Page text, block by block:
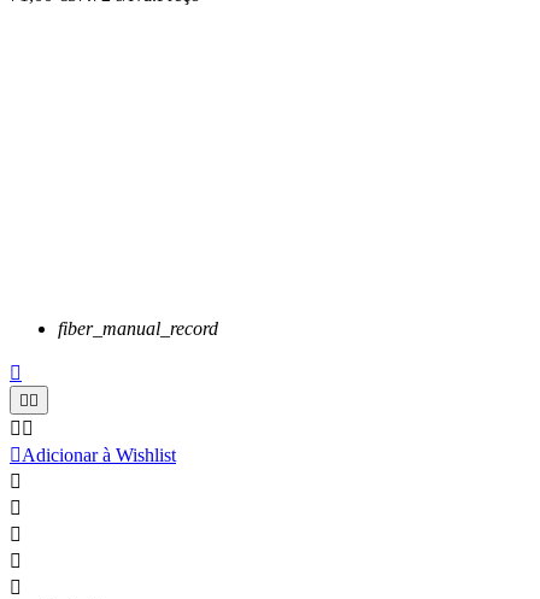
fiber_manual_record


 
Adicionar à Wishlist




